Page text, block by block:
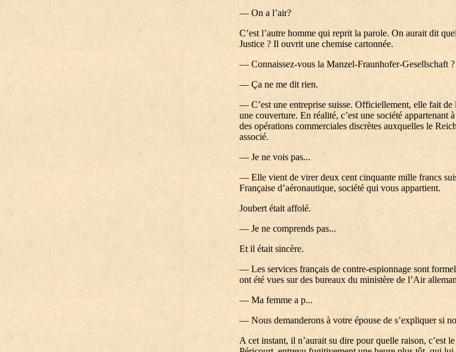
— On a l’air?
C’est l’autre homme qui reprit la parole. On aurait dit
Justice ? Il ouvrit une chemise cartonnée.
— Connaissez-vous la Manzel-Fraunhofer-Gesellschaft ?
— Ça ne me dit rien.
— C’est une entreprise suisse. Officiellement, elle fait de
une couverture. En réalité, c’est une société appartenant
des opérations commerciales discrètes auxquelles le
associé.
— Je ne vois pas...
— Elle vient de virer deux cent cinquante mille francs
Française d’aéronautique, société qui vous appartient.
Joubert était affolé.
— Je ne comprends pas...
Et il était sincère.
— Les services français de contre-espionnage sont
ont été vues sur des bureaux du ministère de l’Air
— Ma femme a p...
— Nous demanderons à votre épouse de s’expliquer si
A cet instant, il n’aurait su dire pour quelle raison, c’est